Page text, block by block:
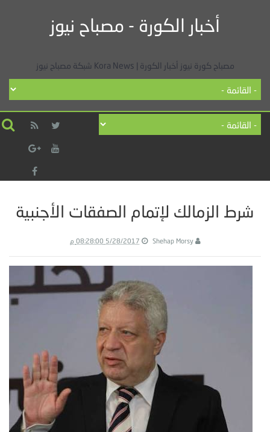
أخبار الكورة - مصباح نيوز
مصباح كورة نيوز أخبار الكورة | Kora News شبكة مصباح نيوز
شرط الزمالك لإتمام الصفقات الأجنبية
Shehap Morsy 5/28/2017 08:28:00 م